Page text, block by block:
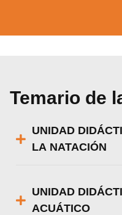
Temario de
UNIDAD
LA NATACIÓN
UNIDAD
ACUÁTICO